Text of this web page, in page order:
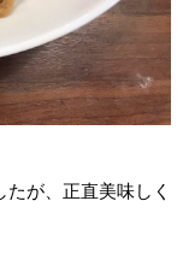
が、正直美味しく